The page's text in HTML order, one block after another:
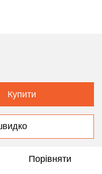
Купити
Порівняти